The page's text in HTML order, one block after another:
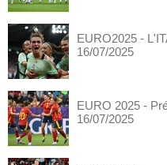
EURO2025 -
16/07/2025
EURO 2025 -
16/07/2025